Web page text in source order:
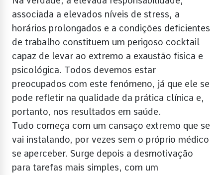
associada a elevados níveis de stress, a
horários prolongados e a condições deficientes
de trabalho constituem um perigoso cocktail
capaz de levar ao extremo a exaustão fisica e
psicológica. Todos devemos estar
preocupados com este fenómeno, já que ele se
pode refletir na qualidade da prática clínica e,
portanto, nos resultados em saúde.
Tudo começa com um cansaço extremo que se
vai instalando, por vezes sem o próprio médico
se aperceber. Surge depois a desmotivação
para tarefas mais simples, com um